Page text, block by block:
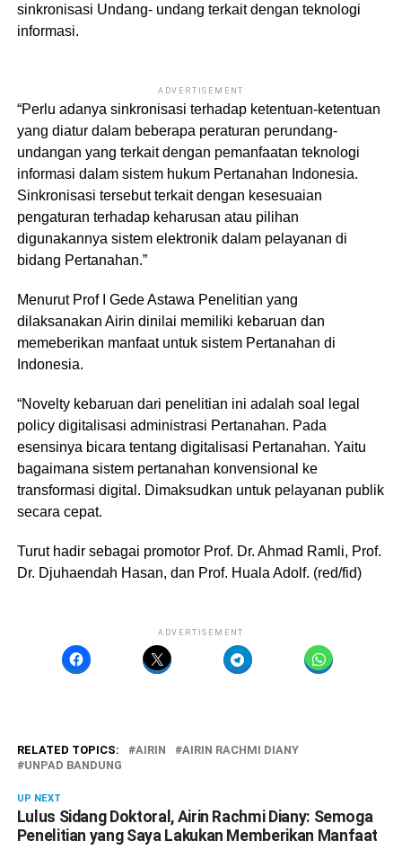
sinkronisasi Undang- undang terkait dengan teknologi
informasi.
ADVERTISEMENT
“Perlu adanya sinkronisasi terhadap ketentuan-ketentuan
yang diatur dalam beberapa peraturan perundang-
undangan yang terkait dengan pemanfaatan teknologi
informasi dalam sistem hukum Pertanahan Indonesia.
Sinkronisasi tersebut terkait dengan kesesuaian
pengaturan terhadap keharusan atau pilihan
digunakannya sistem elektronik dalam pelayanan di
bidang Pertanahan.”
Menurut Prof I Gede Astawa Penelitian yang
dilaksanakan Airin dinilai memiliki kebaruan dan
memeberikan manfaat untuk sistem Pertanahan di
Indonesia.
“Novelty kebaruan dari penelitian ini adalah soal legal
policy digitalisasi administrasi Pertanahan. Pada
esensinya bicara tentang digitalisasi Pertanahan. Yaitu
bagaimana sistem pertanahan konvensional ke
transformasi digital. Dimaksudkan untuk pelayanan publik
secara cepat.
Turut hadir sebagai promotor Prof. Dr. Ahmad Ramli, Prof.
Dr. Djuhaendah Hasan, dan Prof. Huala Adolf. (red/fid)
ADVERTISEMENT
RELATED TOPICS: AIRIN
AIRIN RACHMI DIANY
UNPAD BANDUNG
UP NEXT
Lulus Sidang Doktoral, Airin Rachmi Diany: Semoga
Penelitian yang Saya Lakukan Memberikan Manfaat